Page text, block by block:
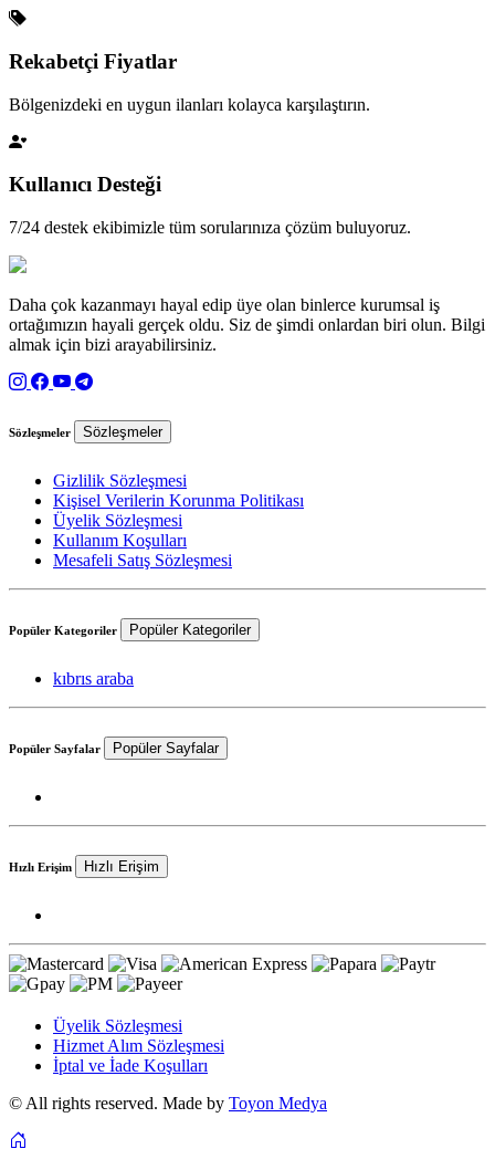
Rekabetçi Fiyatlar
Bölgenizdeki en uygun ilanları kolayca karşılaştırın.
Kullanıcı Desteği
7/24 destek ekibimizle tüm sorularınıza çözüm buluyoruz.
Daha çok kazanmayı hayal edip üye olan binlerce kurumsal iş
ortağımızın hayali gerçek oldu. Siz de şimdi onlardan biri olun. Bilgi
almak için bizi arayabilirsiniz.
Sözleşmeler Sözleşmeler
Gizlilik Sözleşmesi
Kişisel Verilerin Korunma Politikası
Üyelik Sözleşmesi
Kullanım Koşulları
Mesafeli Satış Sözleşmesi
Popüler Kategoriler Popüler Kategoriler
kıbrıs araba
Popüler Sayfalar Popüler Sayfalar
Hızlı Erişim Hızlı Erişim
Üyelik Sözleşmesi
Hizmet Alım Sözleşmesi
İptal ve İade Koşulları
© All rights reserved. Made by Toyon Medya